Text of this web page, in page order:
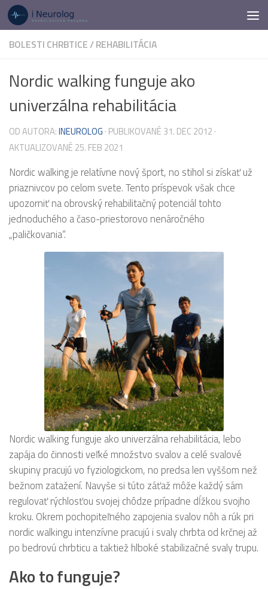
Preskočiť na obsah
BOLESTI CHRBTICE/REHABILITÁCIA
Nordic walking funguje ako
univerzálna rehabilitácia
OD AUTORA:INEUROLOG · PUBLIKOVANÉ 31. DEC 2012 ·
AKTUALIZOVANÉ 25. FEB 2021
Nordic walking je relatívne nový šport, no stihol si získať už
priaznivcov po celom svete. Tento príspevok však chce
upozorniť na obrovský rehabilitačný potenciál tohto
jednoduchého a časo-priestorovo nenáročného
„paličkovania“.
Nordic walking funguje ako univerzálna rehabilitácia, lebo
zapája do činnosti veľké množstvo svalov a celé svalové
skupiny pracujú vo fyziologickom, no predsa len vyššom než
bežnom zatažení. Navyše si túto záťaž môže každý sám
regulovať rýchlosťou svojej chôdze prípadne dĺžkou svojho
kroku. Okrem pochopiteľného zapojenia svalov nôh a rúk pri
nordic walkingu intenzívne pracujú i svaly chrbta od krčnej až
po bedrovú chrbticu a taktiež hlboké stabilizačné svaly trupu.
Ako to funguje?